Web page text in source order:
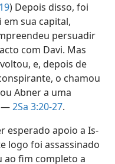
) Depois disso, foi
sua capital,
persuadir
com Davi. Mas
e, depois de
o chamou
Abner a uma
—2Sa 3:20-27.
esperado apoio a Is-
logo foi assassinado
ao fim completo a